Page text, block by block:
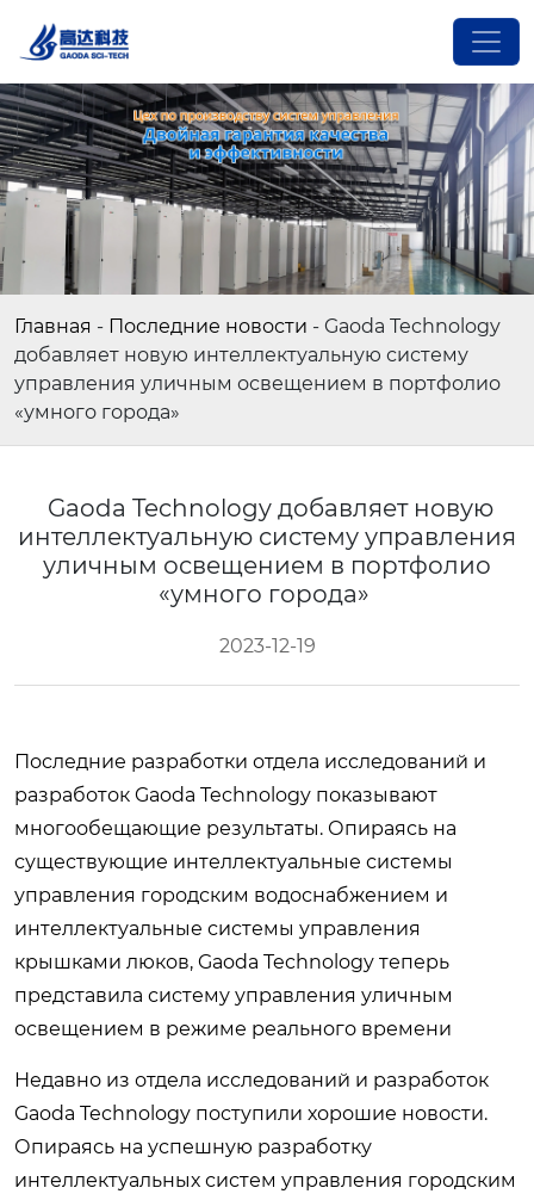
Главная - Последние новости - Gaoda Technology
добавляет новую интеллектуальную систему
управления уличным освещением в портфолио
«умного города»
Gaoda Technology добавляет новую
интеллектуальную систему управления
уличным освещением в портфолио
«умного города»
2023-12-19
Последние разработки отдела исследований и
разработок Gaoda Technology показывают
многообещающие результаты. Опираясь на
существующие интеллектуальные системы
управления городским водоснабжением и
интеллектуальные системы управления
крышками люков, Gaoda Technology теперь
представила систему управления уличным
освещением в режиме реального времени
Недавно из отдела исследований и разработок
Gaoda Technology поступили хорошие новости.
Опираясь на успешную разработку
интеллектуальных систем управления городским